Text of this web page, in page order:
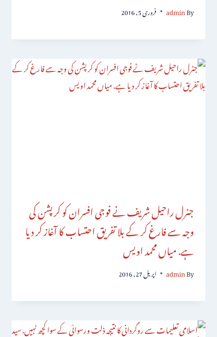
By
admin فروری 5, 2016
جنرل راحیل شریف نے فوجی افسران کو کرپشن کی
وجہ سے فارغ کر کے بلا تفریق احتساب کا آغاز کر دیا
ہے. میاں محمد اویس
By
admin اپریل 27, 2016